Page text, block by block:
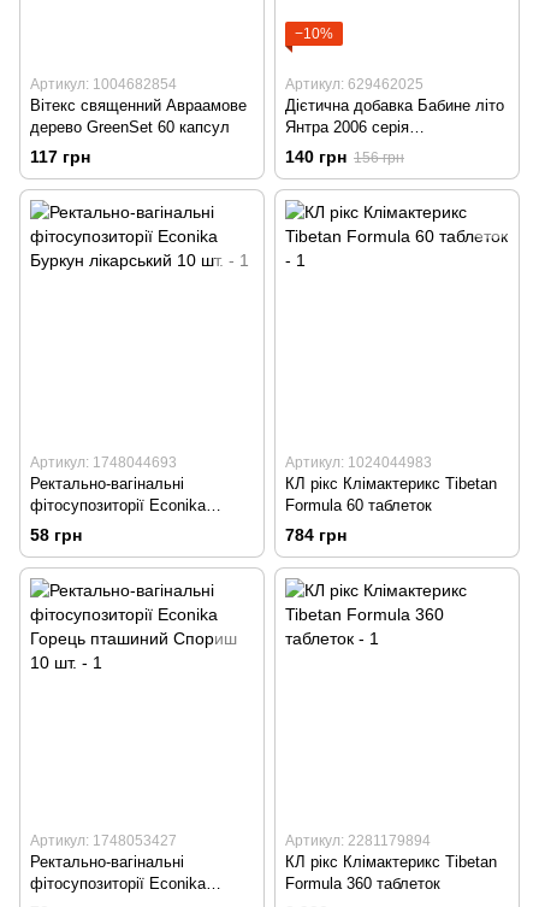
Артикул: 1004682854
Вітекс священний Авраамове
дерево GreenSet 60 капсул
117 грн
−10%
Артикул: 629462025
Дієтична добавка Бабине літо
Янтра 2006 серія
Приморський край 60 капсул
140 грн 156 грн
Артикул: 1748044693
Ректально-вагінальні
фітосупозиторії Econika
Буркун лікарський 10 шт.
58 грн
Артикул: 1024044983
КЛ рікс Клімактерикс Tibetan
Formula 60 таблеток
784 грн
Артикул: 1748053427
Ректально-вагінальні
фітосупозиторії Econika
Артикул: 2281179894
КЛ рікс Клімактерикс Tibetan
Formula 360 таблеток